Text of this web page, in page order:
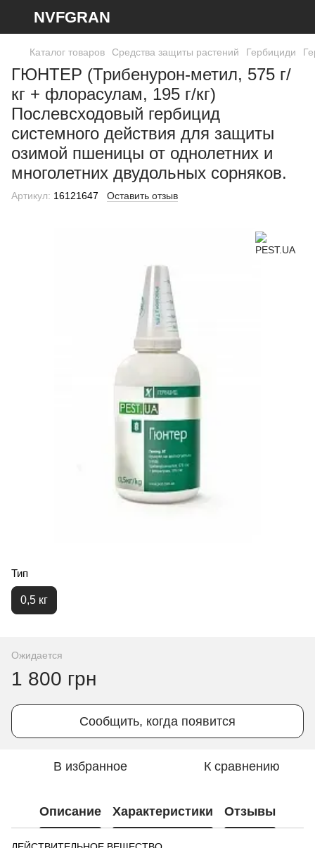
NVFGRAN
Каталог товаров Средства защиты растений Гербициди
ГЮНТЕР (Трибенурон-метил, 575 г/
кг + флорасулам, 195 г/кг)
Послевсходовый гербицид
системного действия для защиты
озимой пшеницы от однолетних и
многолетних двудольных сорняков.
Артикул: 16121647 Оставить отзыв
Тип
0,5 кг
Ожидается
1 800 грн
Сообщить, когда появится
В избранное К сравнению
Описание Характеристики Отзывы